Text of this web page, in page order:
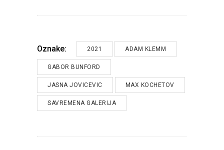
Oznake: 2021 ADAM KLEMM
GABOR BUNFORD
JASNA JOVICEVIC MAX KOCHETOV
SAVREMENA GALERIJA